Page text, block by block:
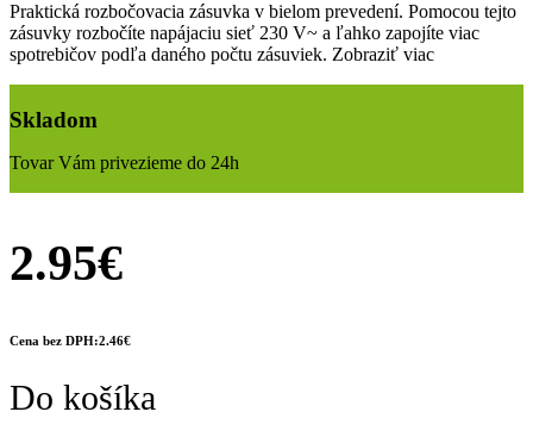
Praktická rozbočovacia zásuvka v bielom prevedení. Pomocou tejto
zásuvky rozbočíte napájaciu sieť 230 V~ a ľahko zapojíte viac
spotrebičov podľa daného počtu zásuviek. Zobraziť viac
Skladom
Tovar Vám privezieme do 24h
2.95€
Cena bez DPH:2.46€
Do košíka